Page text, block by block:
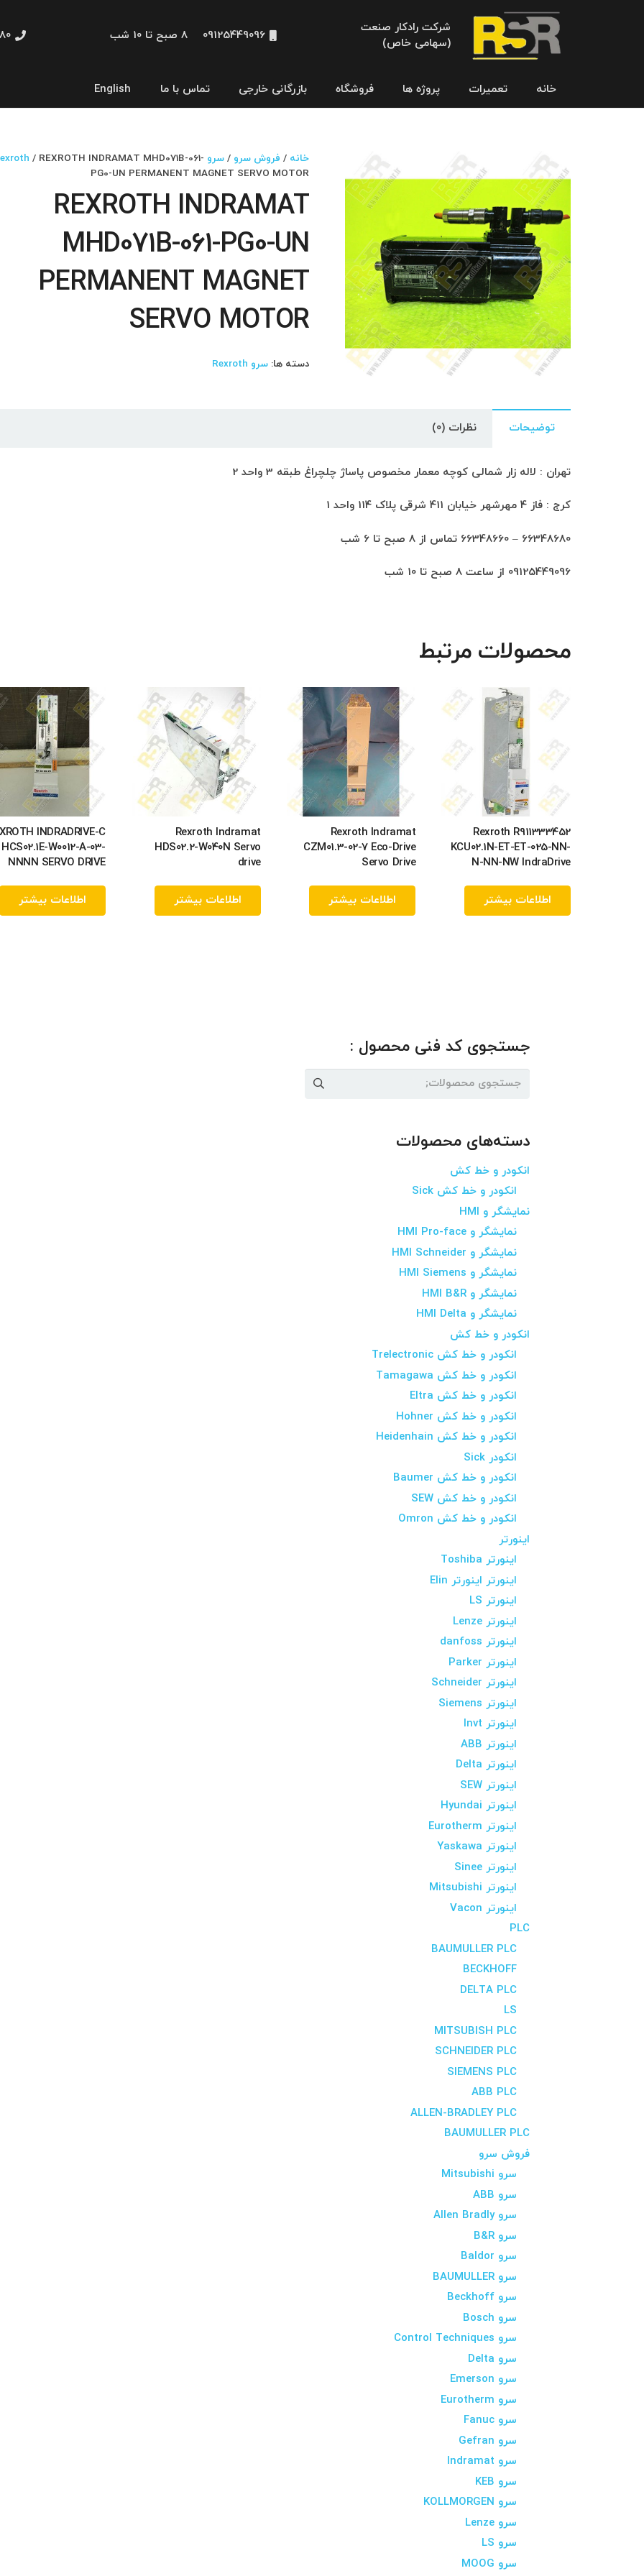
شرکت رادکار صنعت
(سهامی خاص)
09125449096 8 صبح تا 10 شب
خانه تعمیرات پروژه ها فروشگاه بازرگانی خارجی تماس با ما English
خانه / فروش سرو / سرو Rexroth / REXROTH INDRAMAT MHD071B-061-
PG0-UN PERMANENT MAGNET SERVO MOTOR
REXROTH INDRAMAT
MHD071B-061-PG0-UN
PERMANENT MAGNET
SERVO MOTOR
دسته ها: سرو Rexroth
توضیحات نظرات (0)
تهران : لاله زار شمالی کوچه معمار مخصوص پاساژ چلچراغ طبقه 3 واحد 2
کرج : فاز 4 مهرشهر خیابان 411 شرقی پلاک 114 واحد 1
66348680 – 66348660 تماس از 8 صبح تا 6 شب
09125449096 از ساعت 8 صبح تا 10 شب
محصولات مرتبط
Rexroth R911333452
KCU02.1N-ET-ET-025-NN-
N-NN-NW IndraDrive
اطلاعات بیشتر
Rexroth Indramat
CZM01.3-02-7 Eco-Drive
Servo Drive
اطلاعات بیشتر
Rexroth Indramat
HDS02.2-W040N Servo
drive
اطلاعات بیشتر
INDRADRIVE-C
HCS02.1E-W0012-A-03-
NNNN SERVO DRIVE
اطلاعات بیشتر
جستجوی کد فنی محصول :
جستجو
برای:
دسته‌های محصولات
انکودر و خط کش
انکودر و خط کش Sick
نمایشگر و HMI
نمایشگر و HMI Pro-face
نمایشگر و HMI Schneider
نمایشگر و HMI Siemens
نمایشگر و HMI B&R
نمایشگر و HMI Delta
انکودر و خط کش
انکودر و خط کش Trelectronic
انکودر و خط کش Tamagawa
انکودر و خط کش Eltra
انکودر و خط کش Hohner
انکودر و خط کش Heidenhain
انکودر Sick
انکودر و خط کش Baumer
انکودر و خط کش SEW
انکودر و خط کش Omron
اینورتر
اینورتر Toshiba
اینورتر اینورتر Elin
اینورتر LS
اینورتر Lenze
اینورتر danfoss
اینورتر Parker
اینورتر Schneider
اینورتر Siemens
اینورتر Invt
اینورتر ABB
اینورتر Delta
اینورتر SEW
اینورتر Hyundai
اینورتر Eurotherm
اینورتر Yaskawa
اینورتر Sinee
اینورتر Mitsubishi
اینورتر Vacon
PLC
BAUMULLER PLC
BECKHOFF
DELTA PLC
LS
MITSUBISH PLC
SCHNEIDER PLC
SIEMENS PLC
ABB PLC
ALLEN-BRADLEY PLC
BAUMULLER PLC
فروش سرو
سرو Mitsubishi
سرو ABB
سرو Allen Bradly
سرو B&R
سرو Baldor
سرو BAUMULLER
سرو Beckhoff
سرو Bosch
سرو Control Techniques
سرو Delta
سرو Emerson
سرو Eurotherm
سرو Fanuc
سرو Gefran
سرو Indramat
سرو KEB
سرو KOLLMORGEN
سرو Lenze
سرو LS
سرو MOOG